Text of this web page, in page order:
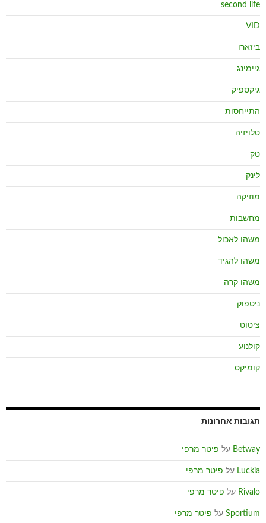
second life
VID
ביזארו
גיימינג
גיקספיק
התייחסות
טלויזיה
טק
לינק
מוזיקה
מחשבות
משהו לאכול
משהו להגיד
משהו קרה
ניטפוק
ציטוט
קולנוע
קומיקס
תגובות אחרונות
Betway על פיטר מרפי
Luckia על פיטר מרפי
Rivalo על פיטר מרפי
Sportium על פיטר מרפי